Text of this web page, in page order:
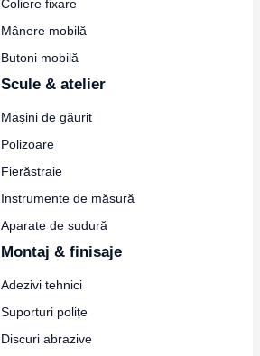
Coliere fixare
Mânere mobilă
Butoni mobilă
Scule & atelier
Mașini de găurit
Polizoare
Fierăstraie
Instrumente de măsură
Aparate de sudură
Montaj & finisaje
Adezivi tehnici
Suporturi polițe
Discuri abrazive